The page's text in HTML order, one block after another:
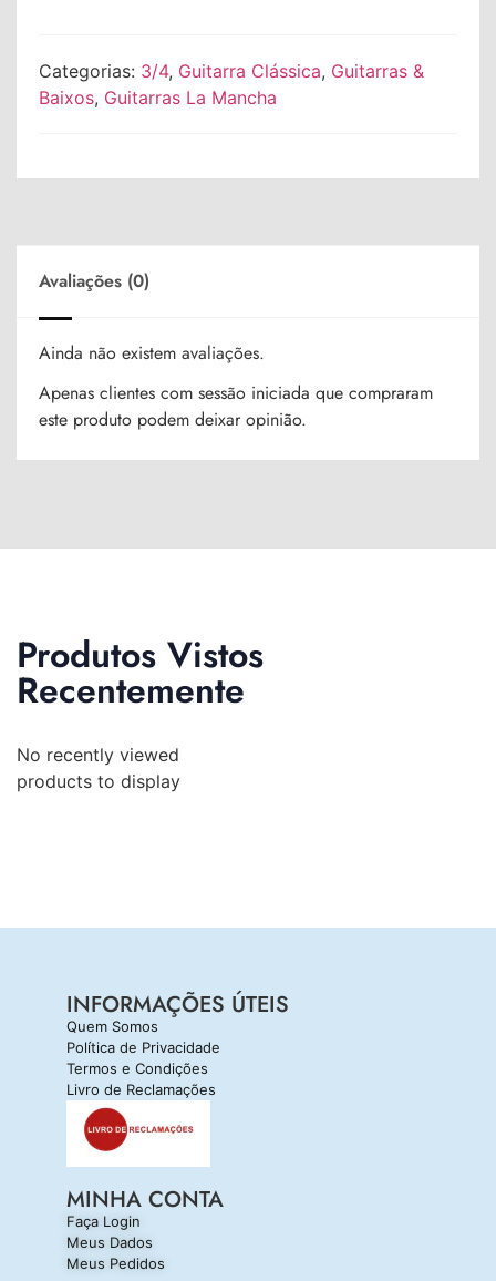
Categorias: 3/4, Guitarra Clássica, Guitarras &
Baixos, Guitarras La Mancha
Avaliações (0)
Ainda não existem avaliações.
Apenas clientes com sessão iniciada que compraram
este produto podem deixar opinião.
Produtos Vistos
Recentemente
No recently viewed
products to display
INFORMAÇÕES ÚTEIS
Quem Somos
Política de Privacidade
Termos e Condições
Livro de Reclamações
MINHA CONTA
Faça Login
Meus Dados
Meus Pedidos